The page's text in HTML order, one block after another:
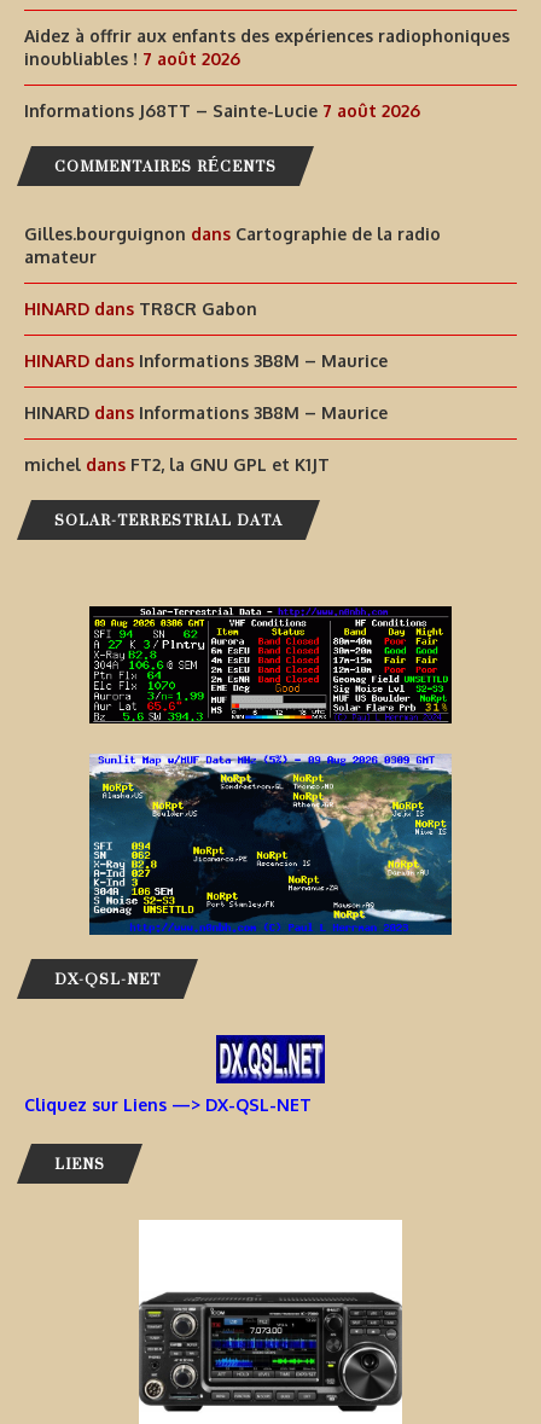
Aidez à offrir aux enfants des expériences radiophoniques
inoubliables ! 7 août 2026
Informations J68TT – Sainte-Lucie 7 août 2026
COMMENTAIRES RÉCENTS
Gilles.bourguignon dans Cartographie de la radio
amateur
HINARD dans TR8CR Gabon
HINARD dans Informations 3B8M – Maurice
HINARD dans Informations 3B8M – Maurice
michel dans FT2, la GNU GPL et K1JT
SOLAR-TERRESTRIAL DATA
DX-QSL-NET
Cliquez sur Liens —> DX-QSL-NET
LIENS